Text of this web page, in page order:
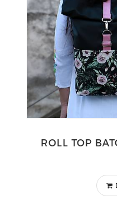
ROLL TOP